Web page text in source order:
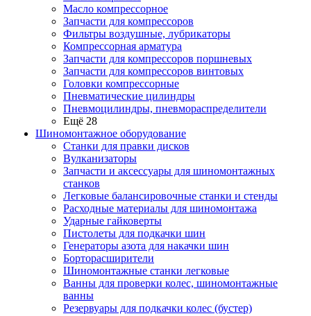
Масло компрессорное
Запчасти для компрессоров
Фильтры воздушные, лубрикаторы
Компрессорная арматура
Запчасти для компрессоров поршневых
Запчасти для компрессоров винтовых
Головки компрессорные
Пневматические цилиндры
Пневмоцилиндры, пневмораспределители
Ещё 28
Шиномонтажное оборудование
Станки для правки дисков
Вулканизаторы
Запчасти и аксессуары для шиномонтажных
станков
Легковые балансировочные станки и стенды
Расходные материалы для шиномонтажа
Ударные гайковерты
Пистолеты для подкачки шин
Генераторы азота для накачки шин
Борторасширители
Шиномонтажные станки легковые
Ванны для проверки колес, шиномонтажные
ванны
Резервуары для подкачки колес (бустер)